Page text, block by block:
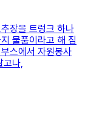
장을 트렁크 하나
물품이라고 해 짐
스에서 자원봉사
고나,